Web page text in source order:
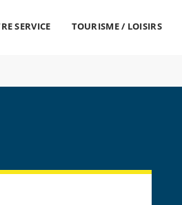
SERVICE TOURISME / LOISIRS